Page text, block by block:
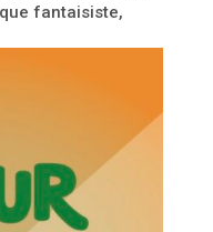
fantaisiste,